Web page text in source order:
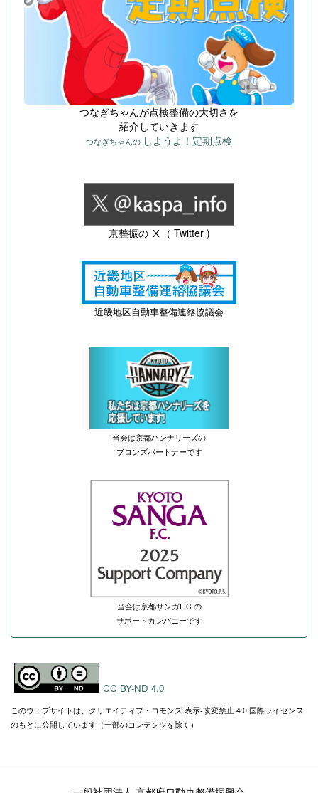
つなぎちゃんが点検整備の大切さを
紹介していきます
つなぎちゃんの しようよ！定期点検
京整振の Ⅹ（ Twitter )
近畿地区自動車整備連絡協議会
当会は京都ハンナリーズの
ブロンズパートナーです
当会は京都サンガF.C.の
サポートカンパニーです
CC BY-ND 4.0
このウェブサイトは、クリエイティブ・コモンズ 表示-改変禁止 4.0 国際ライセンス
のもとに公開しています（一部のコンテンツを除く）